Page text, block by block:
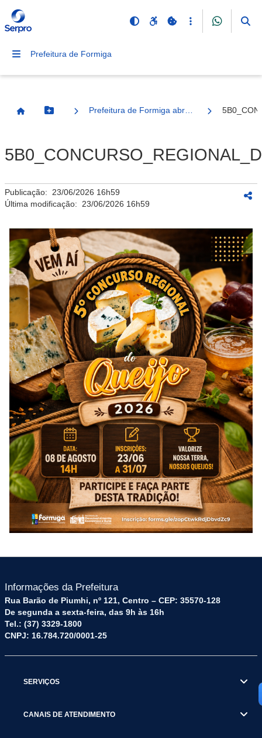
Prefeitura de Formiga
Página InicialBotão Menu
Publicação: 23/06/2026 16h59
Última modificação: 23/06/2026 16h59
Informações da Prefeitura
Rua Barão de Piumhi, nº 121, Centro – CEP: 35570-128
De segunda a sexta-feira, das 9h às 16h
Tel.: (37) 3329-1800
CNPJ: 16.784.720/0001-25
SERVIÇOS
CANAIS DE ATENDIMENTO